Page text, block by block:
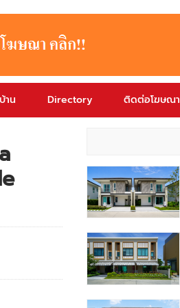
าน Directory ติดต่อโฆษณา